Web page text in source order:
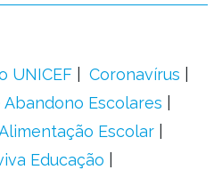
UNICEF
Coronavírus
Abandono Escolares
Escolar
Educação